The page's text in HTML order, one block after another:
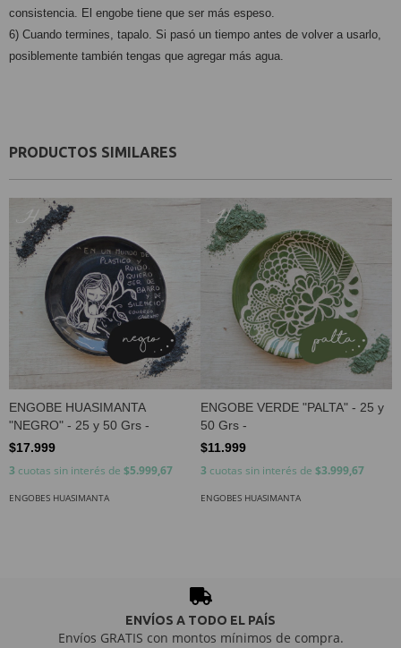
consistencia. El engobe tiene que ser más espeso.
6) Cuando termines, tapalo. Si pasó un tiempo antes de volver a usarlo,
posiblemente también tengas que agregar más agua.
PRODUCTOS SIMILARES
ENGOBE HUASIMANTA
"NEGRO" - 25 y 50 Grs -
$17.999
3 cuotas sin interés de $5.999,67
ENGOBES HUASIMANTA
ENGOBE VERDE "PALTA" - 25 y
50 Grs -
$11.999
3 cuotas sin interés de $3.999,67
ENGOBES HUASIMANTA
ENVÍOS A TODO EL PAÍS
Envíos GRATIS con montos mínimos de compra.